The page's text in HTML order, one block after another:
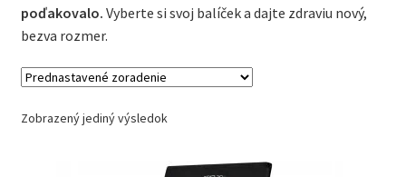
poďakovalo. Vyberte si svoj balíček a dajte zdraviu nový,
bezva rozmer.
Zobrazený jediný výsledok